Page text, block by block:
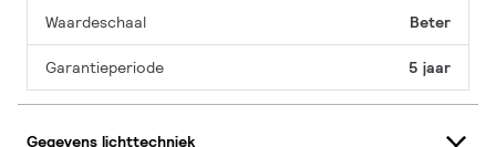
Waardeschaal Beter
Garantieperiode 5 jaar
Gegevens lichttechniek